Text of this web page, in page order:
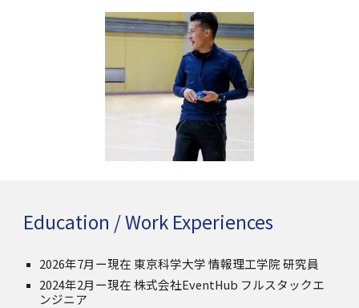
Education / Work Experiences
2026年7月ー現在 東京科学大学 情報理工学院 研究員
2024年2月ー現在 株式会社EventHub フルスタックエ
ンジニア